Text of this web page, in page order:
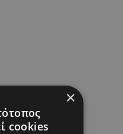
×
cookies